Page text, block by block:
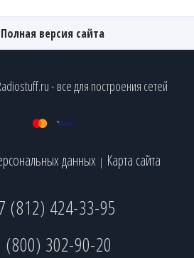
Полная версия сайта
- все для построения сетей
данных | Карта сайта
(812) 424-33-95
(800) 302-90-20